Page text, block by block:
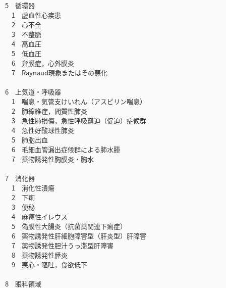
5 循環器
1 虚血性心疾患
2 心不全
3 不整脈
4 高血圧
5 低血圧
6 弁膜症，心外膜炎
7 Raynaud現象またはその悪化
6 上気道・呼吸器
1 喘息・気管支けいれん（アスピリン喘息）
2 肺線維症，間質性肺炎
3 急性肺損傷，急性呼吸窮迫（促迫）症候群
4 急性好酸球性肺炎
5 肺胞出血
6 毛細血管漏出症候群による肺水腫
7 薬物誘発性胸膜炎・胸水
7 消化器
1 消化性潰瘍
2 下痢
3 便秘
4 麻痺性イレウス
5 偽膜性大腸炎（抗菌薬関連下痢症）
6 薬物誘発性肝細胞障害型（肝炎型）肝障害
7 薬物誘発性胆汁うっ滞型肝障害
8 薬物誘発性膵炎
9 悪心・嘔吐，食欲低下
8 眼科領域